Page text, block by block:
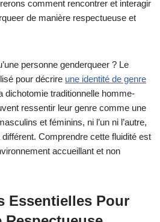
comment rencontrer et interagir
de manière respectueuse et
personne genderqueer ? Le
pour décrire une identité de genre
dichotomie traditionnelle homme-
ressentir leur genre comme une
et féminins, ni l’un ni l’autre,
Comprendre cette fluidité est
accueillant et non
Essentielles Pour